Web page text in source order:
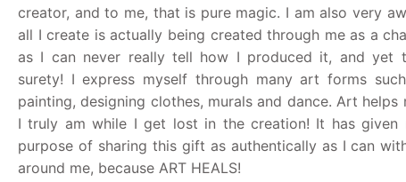
creator, and to me, that is pure magic. I am also very
all I create is actually being created through me as a
as I can never really tell how I produced it, and yet
surety! I express myself through many art forms
painting, designing clothes, murals and dance. Art helps
I truly am while I get lost in the creation! It has given
purpose of sharing this gift as authentically as I can
around me, because ART HEALS!